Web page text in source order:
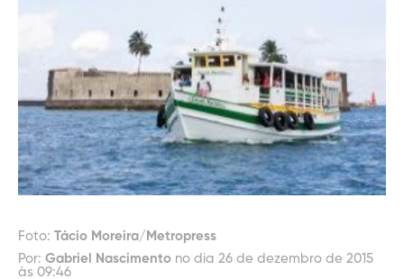
Foto: Tácio Moreira/Metropress
Por: Gabriel Nascimento no dia 26 de dezembro de 2015
às 09:46